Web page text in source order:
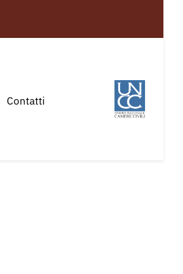
Contatti